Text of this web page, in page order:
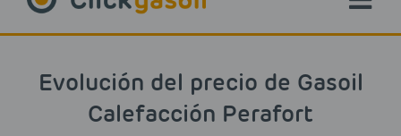
Evolución del precio de Gasoil
Calefacción Perafort